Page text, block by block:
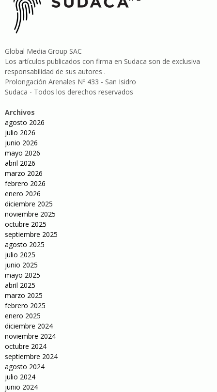
Global Media Group SAC
Los artículos publicados con firma en Sudaca son de exclusiva
responsabilidad de sus autores .
Prolongación Arenales Nº 433 - San Isidro
Sudaca - Todos los derechos reservados
Archivos
agosto 2026
julio 2026
junio 2026
mayo 2026
abril 2026
marzo 2026
febrero 2026
enero 2026
diciembre 2025
noviembre 2025
octubre 2025
septiembre 2025
agosto 2025
julio 2025
junio 2025
mayo 2025
abril 2025
marzo 2025
febrero 2025
enero 2025
diciembre 2024
noviembre 2024
octubre 2024
septiembre 2024
agosto 2024
julio 2024
junio 2024